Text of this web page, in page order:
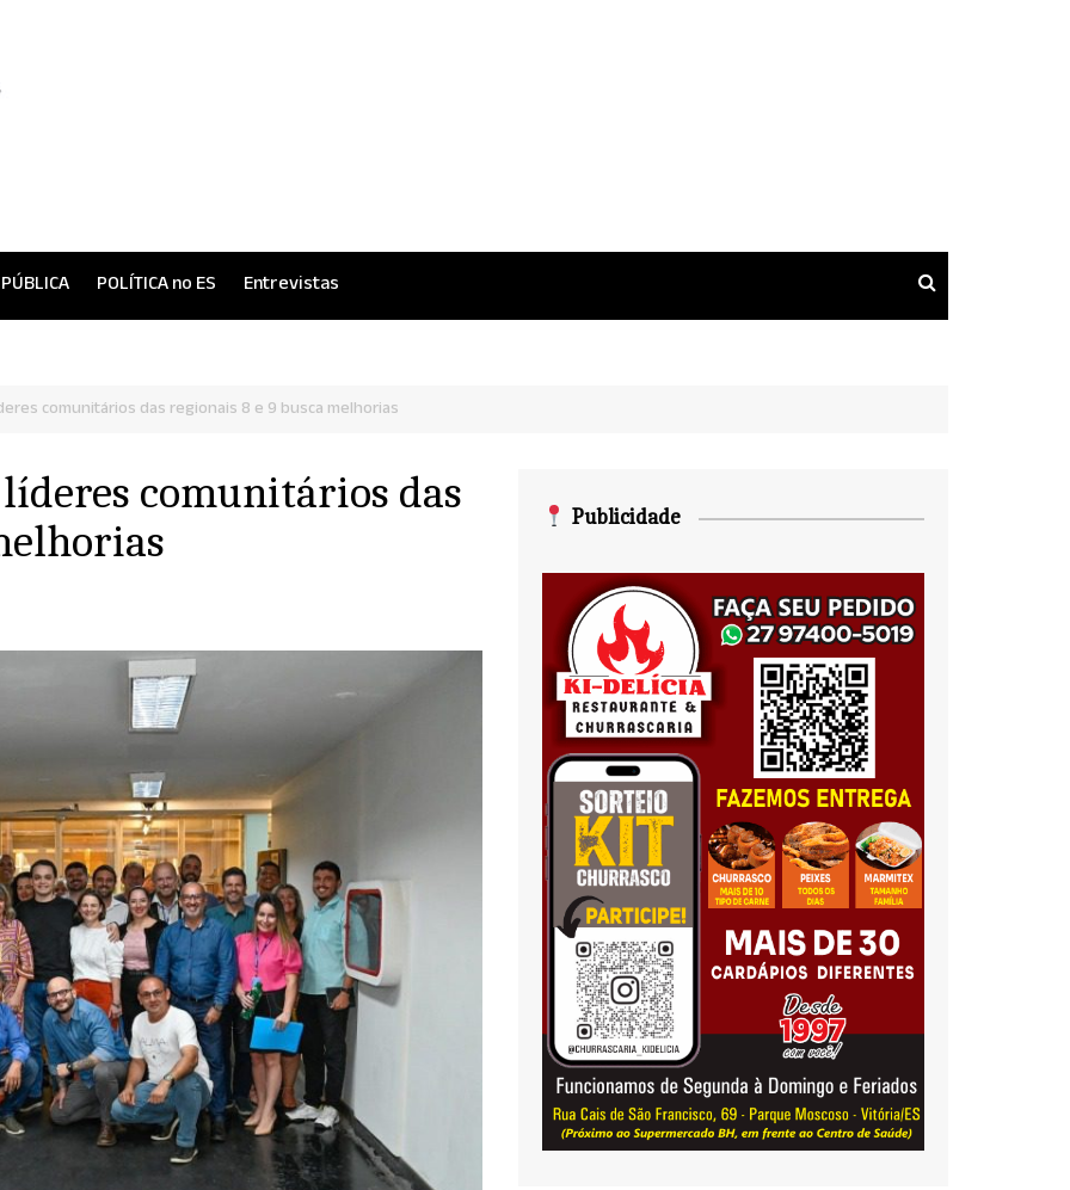
POLÍTICA no ES Entrevistas
comunitários das regionais 8 e 9 busca melhorias
comunitários das
Publicidade